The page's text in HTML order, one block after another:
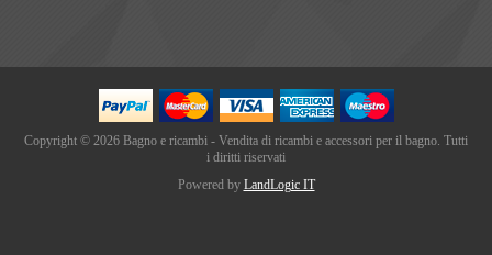
Copyright © 2026 Bagno e ricambi - Vendita di ricambi e accessori per il bagno. Tutti
i diritti riservati
Powered by LandLogic IT